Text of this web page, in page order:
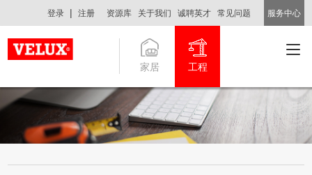
登录 | 注册 资源库 关于我们 诚聘英才 常见问题 服务中心
家居 工程